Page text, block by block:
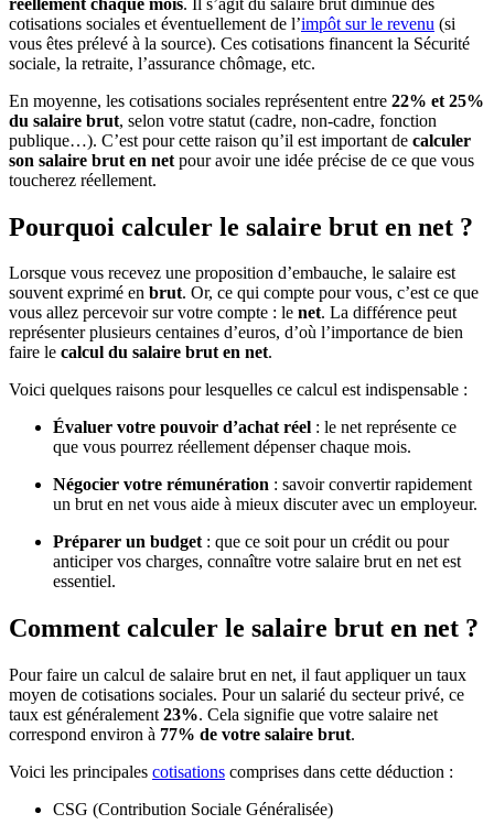
cotisations sociales et éventuellement de l’impôt sur le revenu (si
vous êtes prélevé à la source). Ces cotisations financent la Sécurité
sociale, la retraite, l’assurance chômage, etc.
En moyenne, les cotisations sociales représentent entre 22% et 25%
du salaire brut, selon votre statut (cadre, non-cadre, fonction
publique…). C’est pour cette raison qu’il est important de calculer
son salaire brut en net pour avoir une idée précise de ce que vous
toucherez réellement.
Pourquoi calculer le salaire brut en net ?
Lorsque vous recevez une proposition d’embauche, le salaire est
souvent exprimé en brut. Or, ce qui compte pour vous, c’est ce que
vous allez percevoir sur votre compte : le net. La différence peut
représenter plusieurs centaines d’euros, d’où l’importance de bien
faire le calcul du salaire brut en net.
Voici quelques raisons pour lesquelles ce calcul est indispensable :
Évaluer votre pouvoir d’achat réel : le net représente ce
que vous pourrez réellement dépenser chaque mois.
Négocier votre rémunération : savoir convertir rapidement
un brut en net vous aide à mieux discuter avec un employeur.
Préparer un budget: que ce soit pour un crédit ou pour
anticiper vos charges, connaître votre salaire brut en net est
essentiel.
Comment calculer le salaire brut en net ?
Pour faire un calcul de salaire brut en net, il faut appliquer un taux
moyen de cotisations sociales. Pour un salarié du secteur privé, ce
taux est généralement 23%. Cela signifie que votre salaire net
correspond environ à 77% de votre salaire brut.
Voici les principales cotisations comprises dans cette déduction :
CSG (Contribution Sociale Généralisée)